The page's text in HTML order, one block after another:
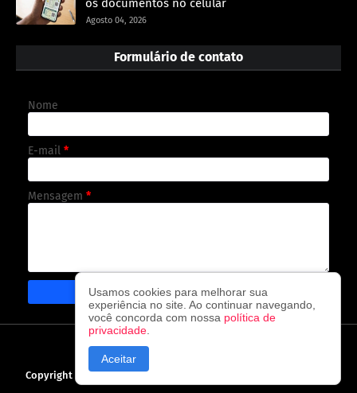
os documentos no celular
Agosto 04, 2026
Formulário de contato
Nome
E-mail *
Mensagem *
CAPA CONTATO
Copyright © 2026O observador - A cada visita uma nova notícia!
Usamos cookies para melhorar sua
experiência no site. Ao continuar navegando,
você concorda com nossa política de
privacidade
Aceitar